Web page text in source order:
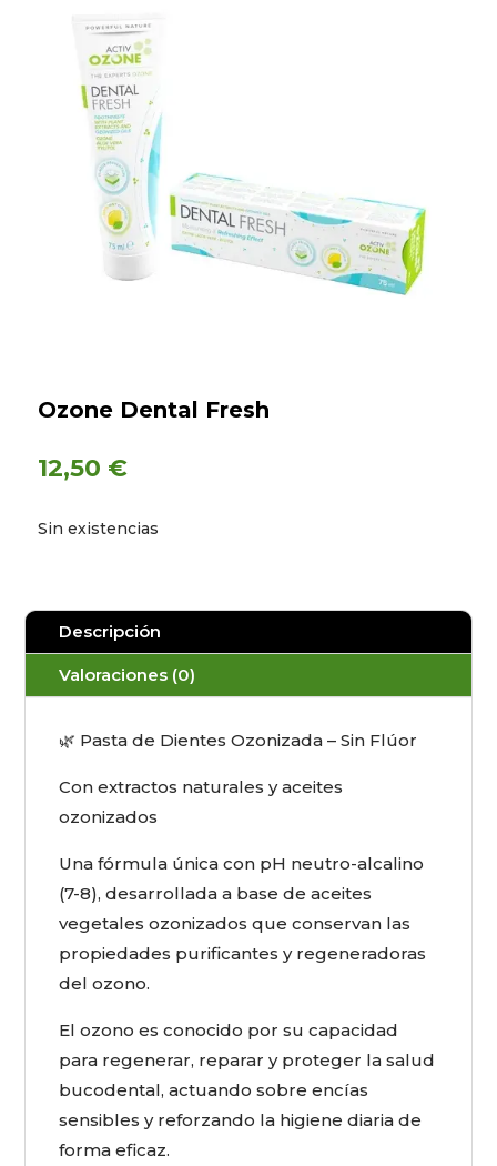
productos
Ozone Dental Fresh
12,50 €
Sin existencias
Descripción
Valoraciones (0)
🌿 Pasta de Dientes Ozonizada – Sin Flúor
Con extractos naturales y aceites
ozonizados
Una fórmula única con pH neutro-alcalino
(7-8), desarrollada a base de aceites
vegetales ozonizados que conservan las
propiedades purificantes y regeneradoras
del ozono.
El ozono es conocido por su capacidad
para regenerar, reparar y proteger la salud
bucodental, actuando sobre encías
sensibles y reforzando la higiene diaria de
forma eficaz.